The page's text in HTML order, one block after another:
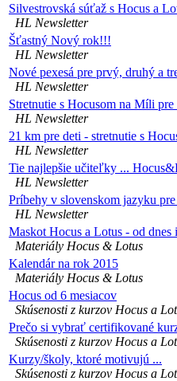
Silvestrovská súťaž s Hocus a
HL Newsletter
Šťastný Nový rok!!!
HL Newsletter
Nové pexesá pre prvý, druhý a
HL Newsletter
Stretnutie s Hocusom na Míli pre
HL Newsletter
21 km pre deti - stretnutie s
HL Newsletter
Tie najlepšie učiteľky ...
HL Newsletter
Príbehy v slovenskom jazyku
HL Newsletter
Maskot Hocus a Lotus - od dnes
Materiály Hocus & Lotus
Kalendár na rok 2015
Materiály Hocus & Lotus
Hocus od 6 mesiacov
Skúsenosti z kurzov Hocus a
Prečo si vybrať certifikované
Skúsenosti z kurzov Hocus a
Kurzy/školy, ktoré motivujú ...
Skúsenosti z kurzov Hocus a